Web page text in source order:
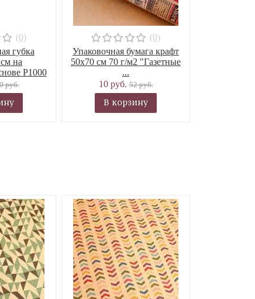
(0)
губка
на
P1000
руб.
(0)
Упаковочная бумага крафт
50х70 см 70 г/м2 "Газетные
...
10 руб.52 руб.
В корзину